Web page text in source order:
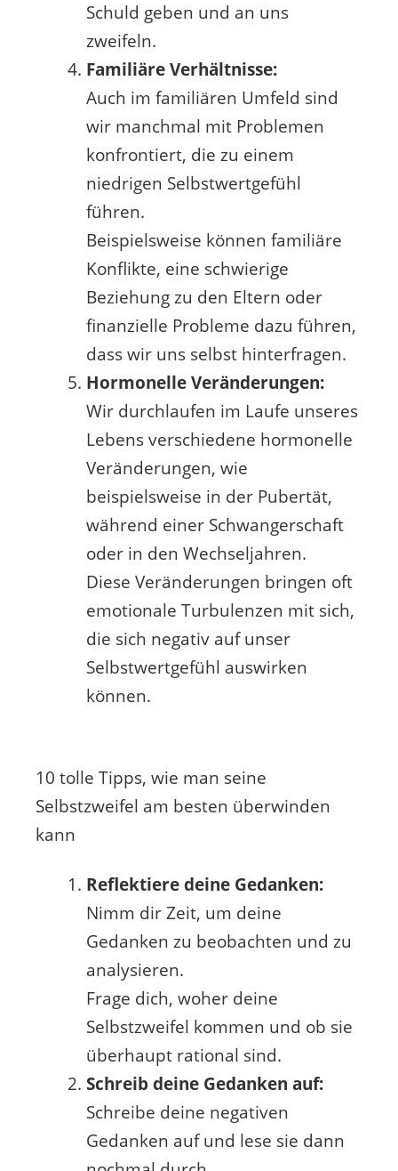
Schuld geben und an uns
zweifeln.
Familiäre Verhältnisse:
Auch im familiären Umfeld sind
wir manchmal mit Problemen
konfrontiert, die zu einem
niedrigen Selbstwertgefühl
führen.
Beispielsweise können familiäre
Konflikte, eine schwierige
Beziehung zu den Eltern oder
finanzielle Probleme dazu führen,
dass wir uns selbst hinterfragen.
Hormonelle Veränderungen:
Wir durchlaufen im Laufe unseres
Lebens verschiedene hormonelle
Veränderungen, wie
beispielsweise in der Pubertät,
während einer Schwangerschaft
oder in den Wechseljahren.
Diese Veränderungen bringen oft
emotionale Turbulenzen mit sich,
die sich negativ auf unser
Selbstwertgefühl auswirken
können.
10 tolle Tipps, wie man seine
Selbstzweifel am besten überwinden
kann
Reflektiere deine Gedanken:
Nimm dir Zeit, um deine
Gedanken zu beobachten und zu
analysieren.
Frage dich, woher deine
Selbstzweifel kommen und ob sie
überhaupt rational sind.
Schreib deine Gedanken auf:
Schreibe deine negativen
Gedanken auf und lese sie dann